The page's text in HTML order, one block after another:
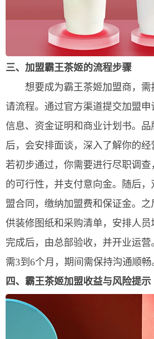
三、加盟霸王茶姬的流程步骤
想要成为霸王茶姬加盟商，需
请流程。通过官方渠道提交加盟
信息、资金证明和商业计划书。品
后，会安排面谈，深入了解你的经
若初步通过，你需要进行尽职调
的可行性，并支付意向金。随后，
盟合同，缴纳加盟费和保证金。
供装修图纸和采购清单，安排人
完成后，由总部验收，并开业运
需3到6个月，期间需保持沟通顺畅
四、霸王茶姬加盟收益与风险提示